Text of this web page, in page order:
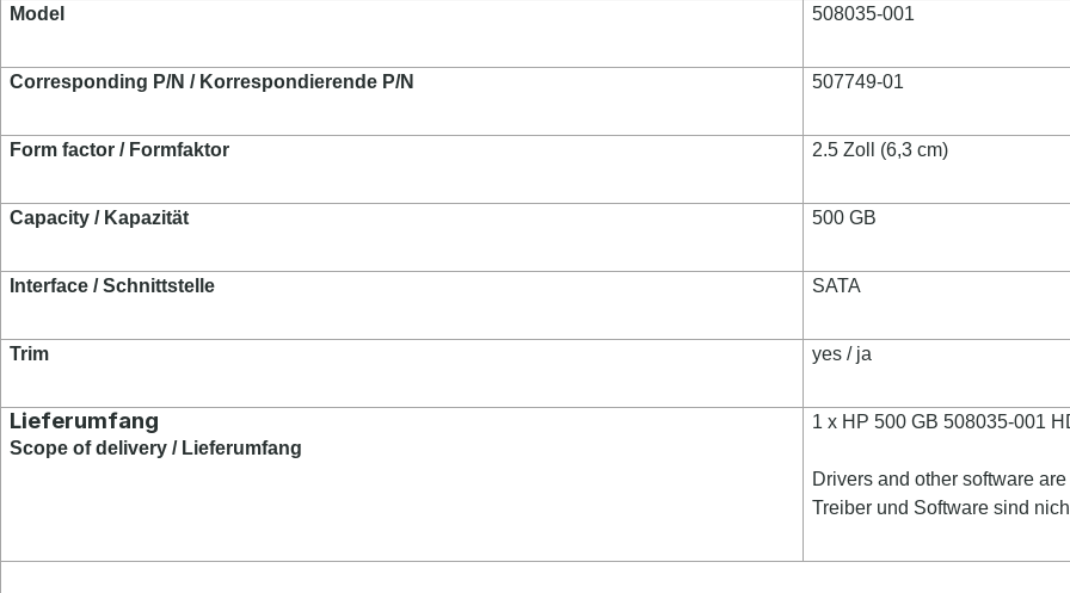
Model 508035-001
Corresponding P/N / Korrespondierende P/N 507749-01
Form factor / Formfaktor 2.5 Zoll (6,3 cm)
Capacity / Kapazität 500 GB
Interface / Schnittstelle SATA
Trim yes / ja
Lieferumfang
Scope of delivery / Lieferumfang
1 x HP 500 GB 508035-001
Drivers and other software
Treiber und Software sind